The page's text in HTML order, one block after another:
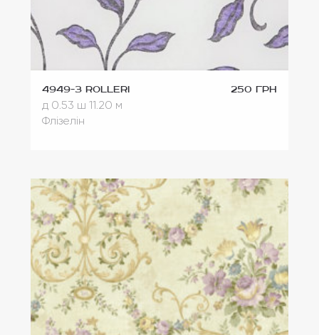
4949-3 Rolleri 250 грн
д 0.53 ш 11.20 м
Флізелін